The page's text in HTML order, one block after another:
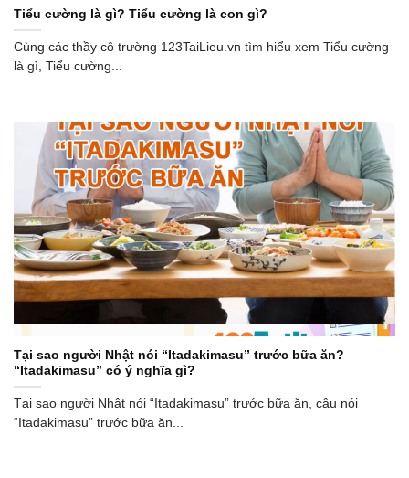
Tiểu cường là gì? Tiểu cường là con gì?
Cùng các thầy cô trường 123TaiLieu.vn tìm hiểu xem Tiểu cường
là gì, Tiểu cường...
Tại sao người Nhật nói “Itadakimasu” trước bữa ăn?
“Itadakimasu” có ý nghĩa gì?
Tại sao người Nhật nói “Itadakimasu” trước bữa ăn, câu nói
“Itadakimasu” trước bữa ăn...